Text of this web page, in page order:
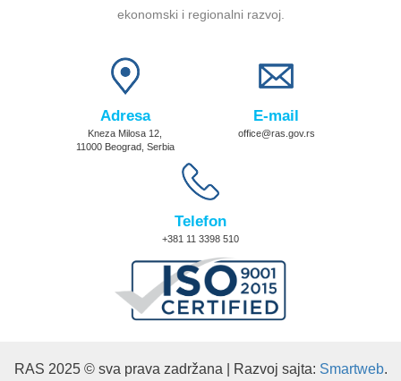
ekonomski i regionalni razvoj.
Adresa
Kneza Milosa 12,
11000 Beograd, Serbia
E-mail
office@ras.gov.rs
Telefon
+381 11 3398 510
RAS 2025 © sva prava zadržana | Razvoj sajta: Smartweb.